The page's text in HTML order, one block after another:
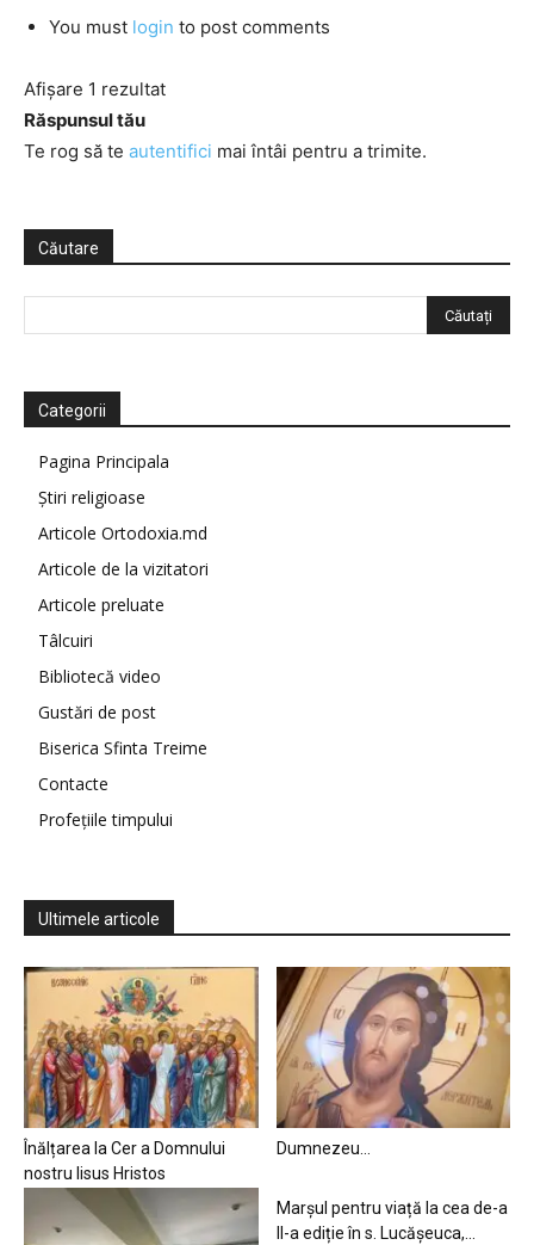
You must login to post comments
Afișare 1 rezultat
Răspunsul tău
Te rog să te autentifici mai întâi pentru a trimite.
Căutare
Categorii
Pagina Principala
Știri religioase
Articole Ortodoxia.md
Articole de la vizitatori
Articole preluate
Tâlcuiri
Bibliotecă video
Gustări de post
Biserica Sfinta Treime
Contacte
Profețiile timpului
Ultimele articole
Înălțarea la Cer a Domnului
nostru Iisus Hristos
Dumnezeu…
Marșul pentru viață la cea de-a
II-a ediție în s. Lucășeuca,...